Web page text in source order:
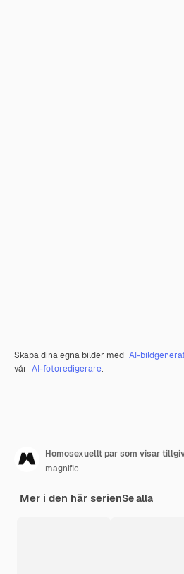
Skapa dina egna bilder med AI-
vår AI-fotoredigerare.
magnific
Mer i den här serienSe alla